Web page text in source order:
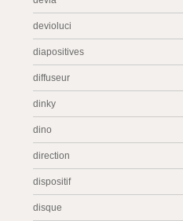
devioluci
diapositives
diffuseur
dinky
dino
direction
dispositif
disque